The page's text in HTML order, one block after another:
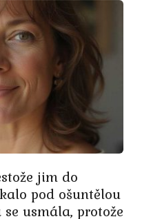
jim do
pod ošuntělou
usmála, protože